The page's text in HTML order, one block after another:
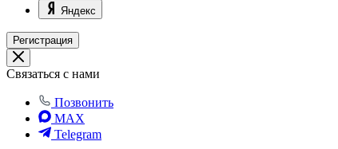
Яндекс
Регистрация
Связаться с нами
Позвонить
MAX
Telegram